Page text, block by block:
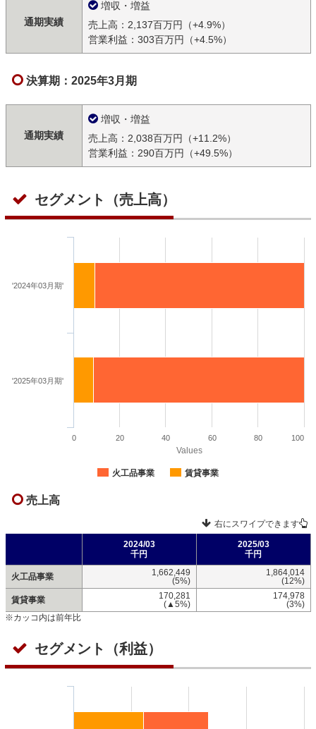
通期実績
増収・増益
売上高：2,137百万円（+4.9%）
営業利益：303百万円（+4.5%）
決算期：2025年3月期
通期実績
増収・増益
売上高：2,038百万円（+11.2%）
営業利益：290百万円（+49.5%）
セグメント（売上高）
Values
火工品事業 賃貸事業
'2024年03月期'
'2025年03月期'
0 20 40 60 80 100
売上高
右にスワイプできます
2024/03
千円
2025/03
千円
火工品事業
1,662,449
(5%)
1,864,014
(12%)
賃貸事業
170,281
(▲5%)
174,978
(3%)
※カッコ内は前年比
セグメント（利益）